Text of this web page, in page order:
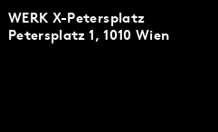
WERK X-Petersplatz
Petersplatz 1, 1010 Wien